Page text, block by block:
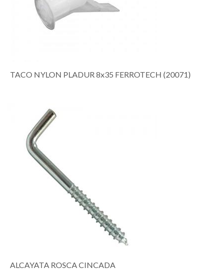
TACO NYLON PLADUR 8x35 FERROTECH (20071)
ALCAYATA ROSCA CINCADA